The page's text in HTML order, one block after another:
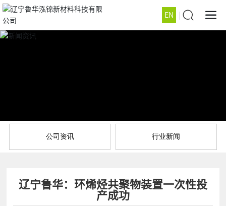
EN
公司资讯 行业新闻
辽宁鲁华：环烯烃共聚物装置一次性投
产成功